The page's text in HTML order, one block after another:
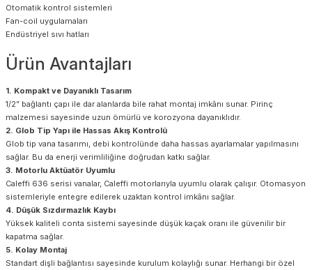
Otomatik kontrol sistemleri
Fan-coil uygulamaları
Endüstriyel sıvı hatları
Ürün Avantajları
1. Kompakt ve Dayanıklı Tasarım
1/2” bağlantı çapı ile dar alanlarda bile rahat montaj imkânı sunar. Pirinç
malzemesi sayesinde uzun ömürlü ve korozyona dayanıklıdır.
2. Glob Tip Yapı ile Hassas Akış Kontrolü
Glob tip vana tasarımı, debi kontrolünde daha hassas ayarlamalar yapılmasını
sağlar. Bu da enerji verimliliğine doğrudan katkı sağlar.
3. Motorlu Aktüatör Uyumlu
Caleffi 636 serisi vanalar, Caleffi motorlarıyla uyumlu olarak çalışır. Otomasyon
sistemleriyle entegre edilerek uzaktan kontrol imkânı sağlar.
4. Düşük Sızdırmazlık Kaybı
Yüksek kaliteli conta sistemi sayesinde düşük kaçak oranı ile güvenilir bir
kapatma sağlar.
5. Kolay Montaj
Standart dişli bağlantısı sayesinde kurulum kolaylığı sunar. Herhangi bir özel